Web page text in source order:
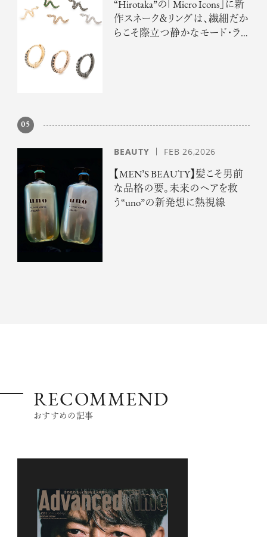
“Hirotaka”の「Micro Icons」に新
作スネーク＆リングは、繊細だか
らこそ際立つ静かなモード・ラ
05
BEAUTY FEB 26,2026
【MEN’S BEAUTY】髪こそ男前
な品格の要。未来のヘアを救
う“uno”の新発想に熱視線
RECOMMEND
おすすめの記事